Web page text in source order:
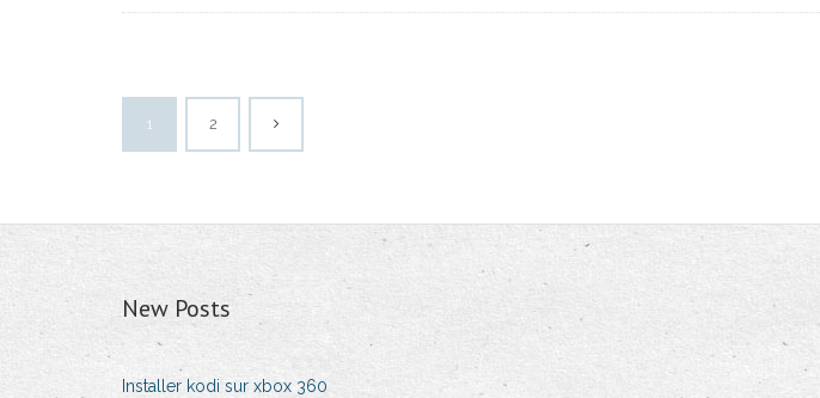
1 2
New Posts
Installer kodi sur xbox 360